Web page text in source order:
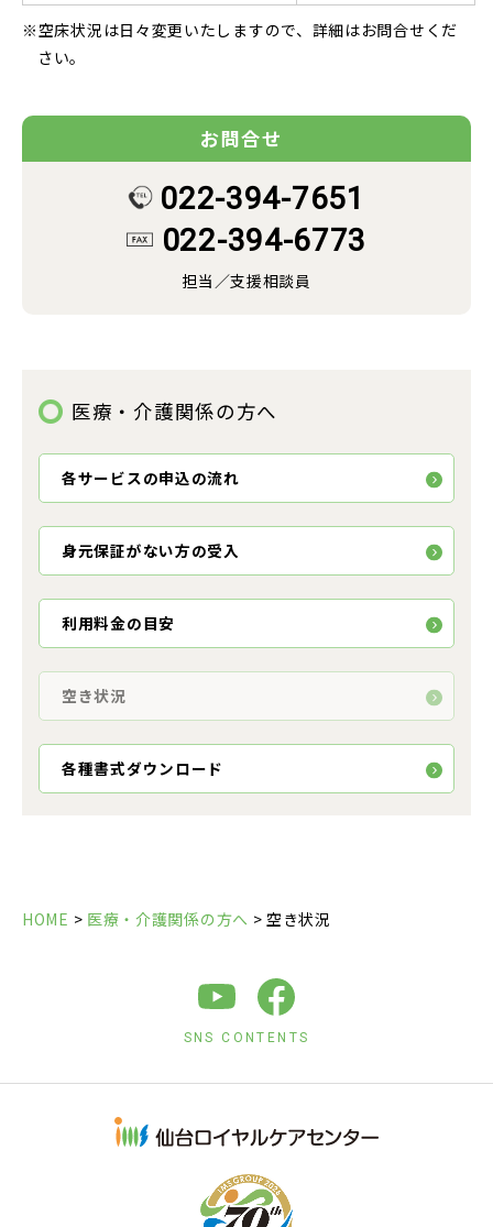
空床状況は日々変更いたしますので、詳細はお問合せくだ
さい。
お問合せ
022-394-7651
022-394-6773
担当／支援相談員
医療・介護関係の方へ
各サービスの申込の流れ
身元保証がない方の受入
利用料金の目安
空き状況
各種書式ダウンロード
HOME > 医療・介護関係の方へ > 空き状況
SNS CONTENTS